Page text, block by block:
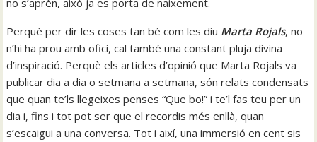
no s’aprèn, això ja es porta de naixement.
Perquè per dir les coses tan bé com les diu Marta Rojals, no
n’hi ha prou amb ofici, cal també una constant pluja divina
d’inspiració. Perquè els articles d’opinió que Marta Rojals va
publicar dia a dia o setmana a setmana, són relats condensats
que quan te’ls llegeixes penses “Que bo!” i te’l fas teu per un
dia i, fins i tot pot ser que el recordis més enllà, quan
s’escaigui a una conversa. Tot i així, una immersió en cent sis